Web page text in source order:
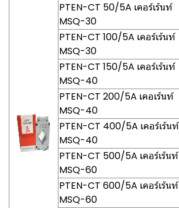
PTEN-CT 50/5A เคอร์เร้นท์
MSQ-30
PTEN-CT 100/5A เคอร์เร้นท์
MSQ-30
PTEN-CT 150/5A เคอร์เร้นท์
MSQ-40
PTEN-CT 200/5A เคอเร้นท์
MSQ-40
PTEN-CT 400/5A เคอร์เร้นท์
MSQ-40
PTEN-CT 500/5A เคอร์เร้นท์
MSQ-60
PTEN-CT 600/5A เคอร์เร้นท์
MSQ-60